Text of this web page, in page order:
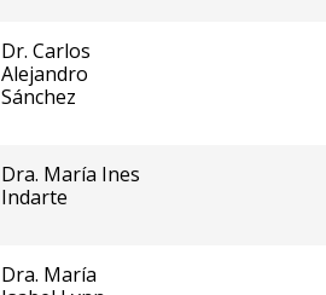
Dr. Carlos
Alejandro
Sánchez
Dra. María Ines
Indarte
Dra. María